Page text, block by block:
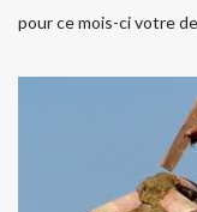
pour ce mois-ci votre